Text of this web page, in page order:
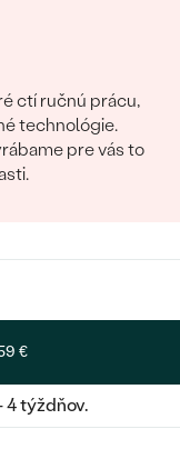
ctí ručnú prácu,
technológie.
pre vás to
€
4 týždňov.